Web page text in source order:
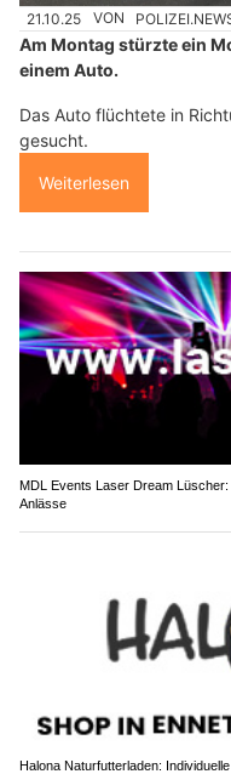
21.10.25 VON
Am Montag stürzte ein
einem Auto.
Das Auto flüchtete in
gesucht.
Weiterlesen
MDL Events Laser Dream
Anlässe
Halona Naturfutterladen: